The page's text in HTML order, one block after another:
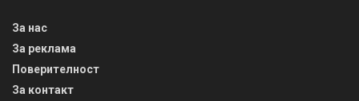
За нас
За реклама
Поверителност
За контакт